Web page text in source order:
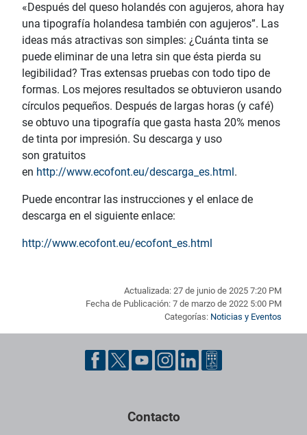
«Después del queso holandés con agujeros, ahora hay
una tipografía holandesa también con agujeros”. Las
ideas más atractivas son simples: ¿Cuánta tinta se
puede eliminar de una letra sin que ésta pierda su
legibilidad? Tras extensas pruebas con todo tipo de
formas. Los mejores resultados se obtuvieron usando
círculos pequeños. Después de largas horas (y café)
se obtuvo una tipografía que gasta hasta 20% menos
de tinta por impresión. Su descarga y uso
son gratuitos
en http://www.ecofont.eu/descarga_es.html.
Puede encontrar las instrucciones y el enlace de
descarga en el siguiente enlace:
http://www.ecofont.eu/ecofont_es.html
Actualizada: 27 de junio de 2025 7:20 PM
Fecha de Publicación: 7 de marzo de 2022 5:00 PM
Categorías: Noticias y Eventos
Pie de página con información de contacto, redes sociales y
Contacto